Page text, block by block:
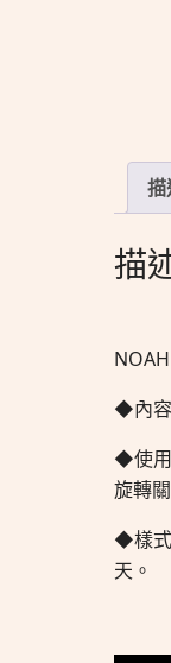
描
描
◆內容
◆使用
旋轉
◆樣式
天。